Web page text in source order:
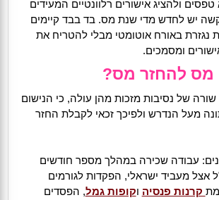
ולהציג אישורים רלוונטיים המעידים
יש לחדש מדי שנת מס. בד בבד קיימים
נגזרת באורח אוטומטי מבלי להטריח את
ומסמכים.
מס להחזר מס?
שורה של נסיבות מזכות מהן עולה, כי הנישום
מעל הנדרש ולפיכך זכאי לקבלת החזר
עבודה שכירה במהלך מספר חודשים
אצל מעביד ישראלי, הפקדות לגורמים
קרנות פנסיה וקופות גמל, הפסדים